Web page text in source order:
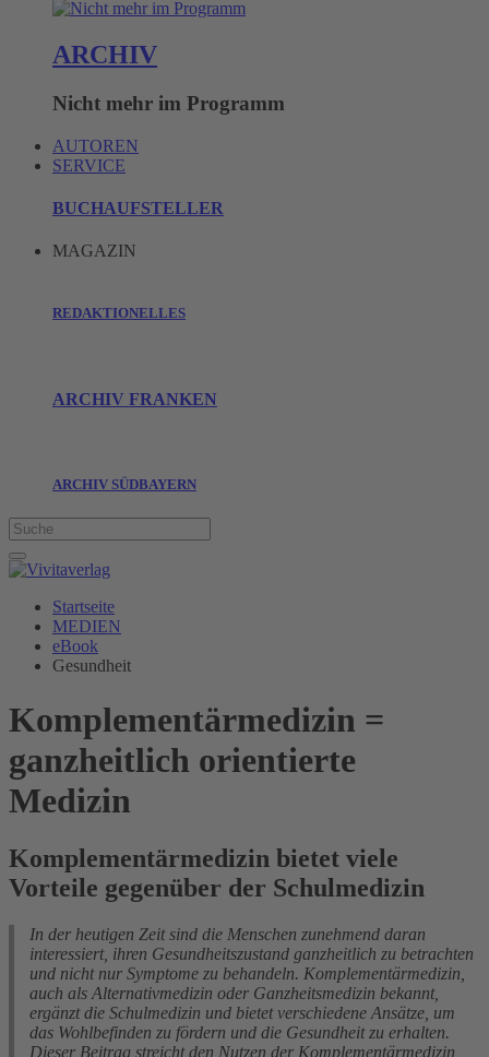
ARCHIV
Nicht mehr im Programm
AUTOREN
SERVICE
BUCHAUFSTELLER
MAGAZIN
REDAKTIONELLES
ARCHIV FRANKEN
ARCHIV SÜDBAYERN
Startseite
MEDIEN
eBook
Gesundheit
Komplementärmedizin =
ganzheitlich orientierte
Medizin
Komplementärmedizin bietet viele
Vorteile gegenüber der Schulmedizin
In der heutigen Zeit sind die Menschen zunehmend daran
interessiert, ihren Gesundheitszustand ganzheitlich zu betrachten
und nicht nur Symptome zu behandeln. Komplementärmedizin,
auch als Alternativmedizin oder Ganzheitsmedizin bekannt,
ergänzt die Schulmedizin und bietet verschiedene Ansätze, um
das Wohlbefinden zu fördern und die Gesundheit zu erhalten.
Dieser Beitrag streicht den Nutzen der Komplementärmedizin